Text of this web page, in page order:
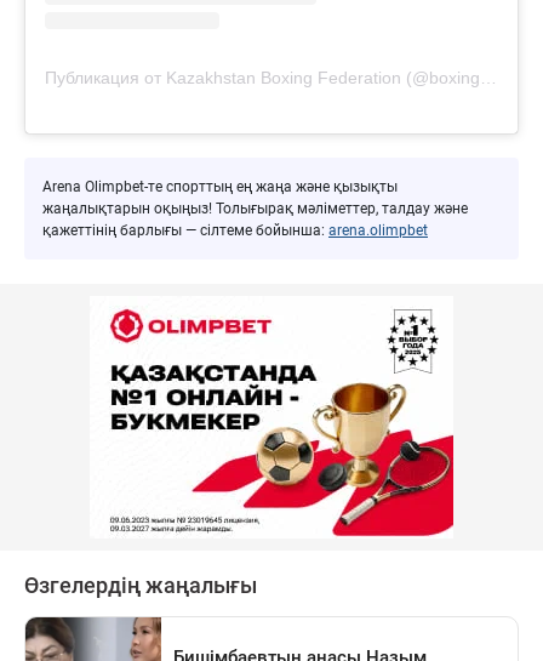
Arena Olimpbet-те спорттың ең жаңа және қызықты
жаңалықтарын оқыңыз! Толығырақ мәліметтер, талдау және
қажеттінің барлығы — сілтеме бойынша: arena.olimpbet